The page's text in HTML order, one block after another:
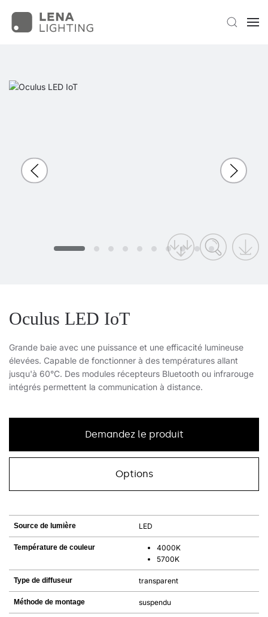
Oculus LED IoT
Grande baie avec une puissance et une efficacité lumineuse
élevées. Capable de fonctionner à des températures allant
jusqu'à 60°C. Des modules récepteurs Bluetooth ou infrarouge
intégrés permettent la communication à distance.
Demandez le produit
Options
Source de lumière LED
Température de couleur
4000K
5700K
Type de diffuseur transparent
Méthode de montage suspendu